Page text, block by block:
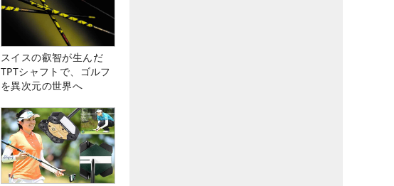
スイスの叡智が生んだ
TPTシャフトで、ゴルフ
を異次元の世界へ